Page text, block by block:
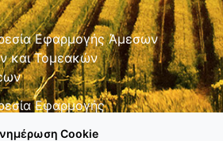
Εφαρμογής Άμεσων
και Τομεακών
Εφαρμογής
Cookie